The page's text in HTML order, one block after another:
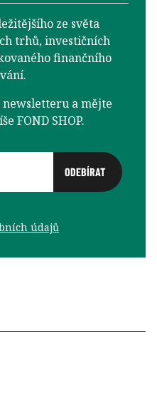
ze světa
trhů, investičních
finančního
a mějte
FOND SHOP.
údajů